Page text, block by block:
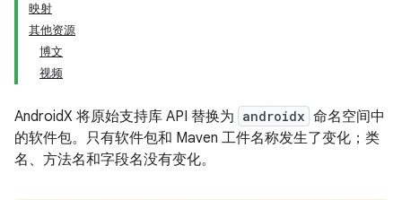
映射
其他资源
博文
视频
AndroidX 将原始支持库 API 替换为 androidx 命名空间中
的软件包。只有软件包和 Maven 工件名称发生了变化；类
名、方法名和字段名没有变化。